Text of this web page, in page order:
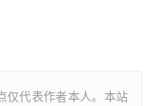
仅代表作者本人。本站